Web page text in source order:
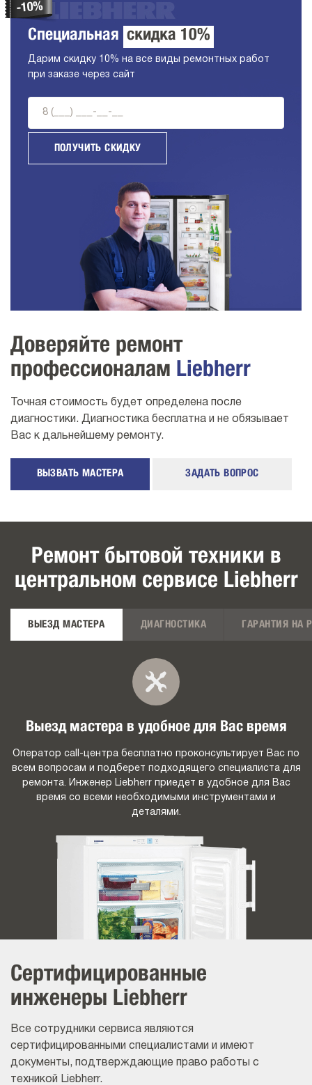
Специальная скидка 10%
Дарим скидку 10% на все виды ремонтных работ
при заказе через сайт
ПОЛУЧИТЬ СКИДКУ
Доверяйте ремонт
профессионалам Liebherr
Точная стоимость будет определена после
диагностики. Диагностика бесплатна и не обязывает
Вас к дальнейшему ремонту.
ВЫЗВАТЬ МАСТЕРА ЗАДАТЬ ВОПРОС
Ремонт бытовой техники в
центральном сервисе Liebherr
ВЫЕЗД МАСТЕРА ДИАГНОСТИКА ГАРАНТИЯ НА
Выезд мастера в удобное для Вас время
Оператор call-центра бесплатно проконсультирует Вас по
всем вопросам и подберет подходящего специалиста для
ремонта. Инженер Liebherr приедет в удобное для Вас
время со всеми необходимыми инструментами и
деталями.
Сертифицированные
инженеры Liebherr
Все сотрудники сервиса являются
сертифицированными специалистами и имеют
документы, подтверждающие право работы с
техникой Liebherr.